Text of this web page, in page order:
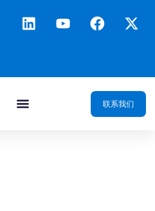
联系我们